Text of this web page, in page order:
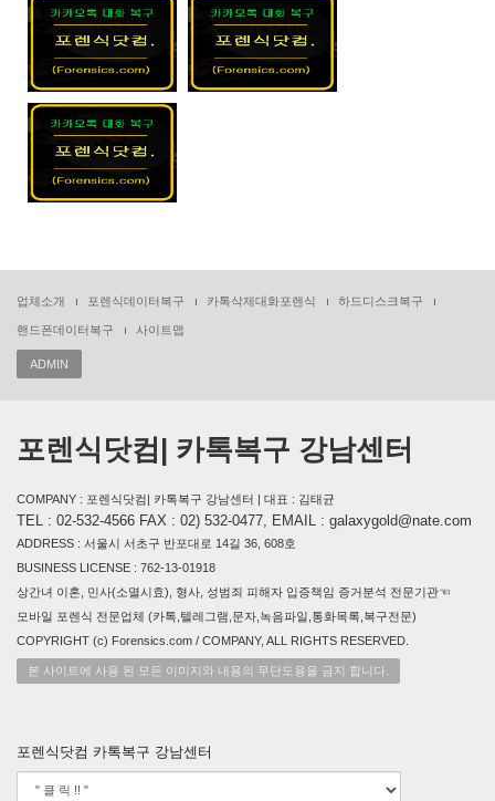
업체소개 포렌식데이터복구 카톡삭제대화포렌식 하드디스크복구
핸드폰데이터복구 사이트맵
ADMIN
포렌식닷컴| 카톡복구 강남센터
COMPANY : 포렌식닷컴| 카톡복구 강남센터 | 대표 : 김태균
TEL : 02-532-4566 FAX : 02) 532-0477, EMAIL : galaxygold@nate.com
ADDRESS : 서울시 서초구 반포대로 14길 36, 608호
BUSINESS LICENSE : 762-13-01918
상간녀 이혼, 민사(소멸시효), 형사, 성범죄 피해자 입증책임 증거분석 전문기관☜
모바일 포렌식 전문업체 (카톡,텔레그램,문자,녹음파일,통화목록,복구전문)
COPYRIGHT (c) Forensics.com / COMPANY, ALL RIGHTS RESERVED.
본 사이트에 사용 된 모든 이미지와 내용의 무단도용을 금지 합니다.
포렌식닷컴 카톡복구 강남센터